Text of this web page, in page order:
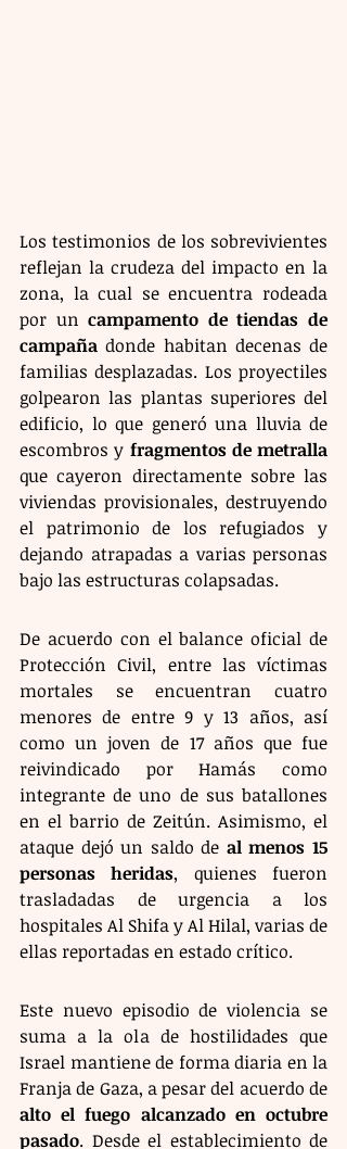
Los testimonios de los sobrevivientes
reflejan la crudeza del impacto en la
zona, la cual se encuentra rodeada
por un campamento de tiendas de
campaña donde habitan decenas de
familias desplazadas. Los proyectiles
golpearon las plantas superiores del
edificio, lo que generó una lluvia de
escombros y fragmentos de metralla
que cayeron directamente sobre las
viviendas provisionales, destruyendo
el patrimonio de los refugiados y
dejando atrapadas a varias personas
bajo las estructuras colapsadas.
De acuerdo con el balance oficial de
Protección Civil, entre las víctimas
mortales se encuentran cuatro
menores de entre 9 y 13 años, así
como un joven de 17 años que fue
reivindicado por Hamás como
integrante de uno de sus batallones
en el barrio de Zeitún. Asimismo, el
ataque dejó un saldo de al menos 15
personas heridas, quienes fueron
trasladadas de urgencia a los
hospitales Al Shifa y Al Hilal, varias de
ellas reportadas en estado crítico.
Este nuevo episodio de violencia se
suma a la ola de hostilidades que
Israel mantiene de forma diaria en la
alto el fuego alcanzado en octubre
pasado. Desde el establecimiento de